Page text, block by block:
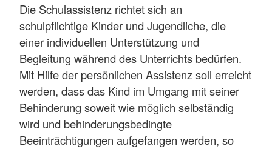
Die Schulassistenz richtet sich an
schulpflichtige Kinder und Jugendliche, die
einer individuellen Unterstützung und
Begleitung während des Unterrichts bedürfen.
Mit Hilfe der persönlichen Assistenz soll erreicht
werden, dass das Kind im Umgang mit seiner
Behinderung soweit wie möglich selbständig
wird und behinderungsbedingte
Beeinträchtigungen aufgefangen werden, so